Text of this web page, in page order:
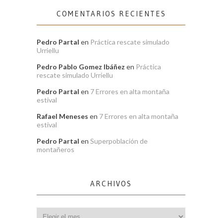
COMENTARIOS RECIENTES
Pedro Partal en Práctica rescate simulado
Urriellu
Pedro Pablo Gomez Ibáñez en Práctica
rescate simulado Urriellu
Pedro Partal en 7 Errores en alta montaña
estival
Rafael Meneses en 7 Errores en alta montaña
estival
Pedro Partal en Superpoblación de
montañeros
ARCHIVOS